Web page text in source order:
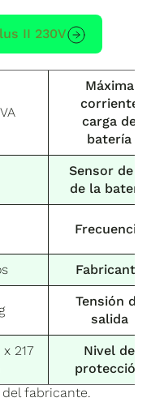
II 230V
Máxima
corriente
carga de
batería
Sensor de Tª
de la batería
Frecuencia
Fabricante
Tensión de
salida
217
Nivel de
protección
fabricante.